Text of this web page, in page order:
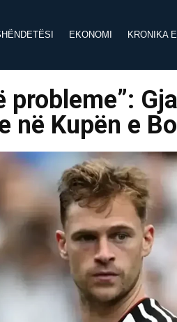
EKONOMI KRONIKA
probleme”:
në Kupën e